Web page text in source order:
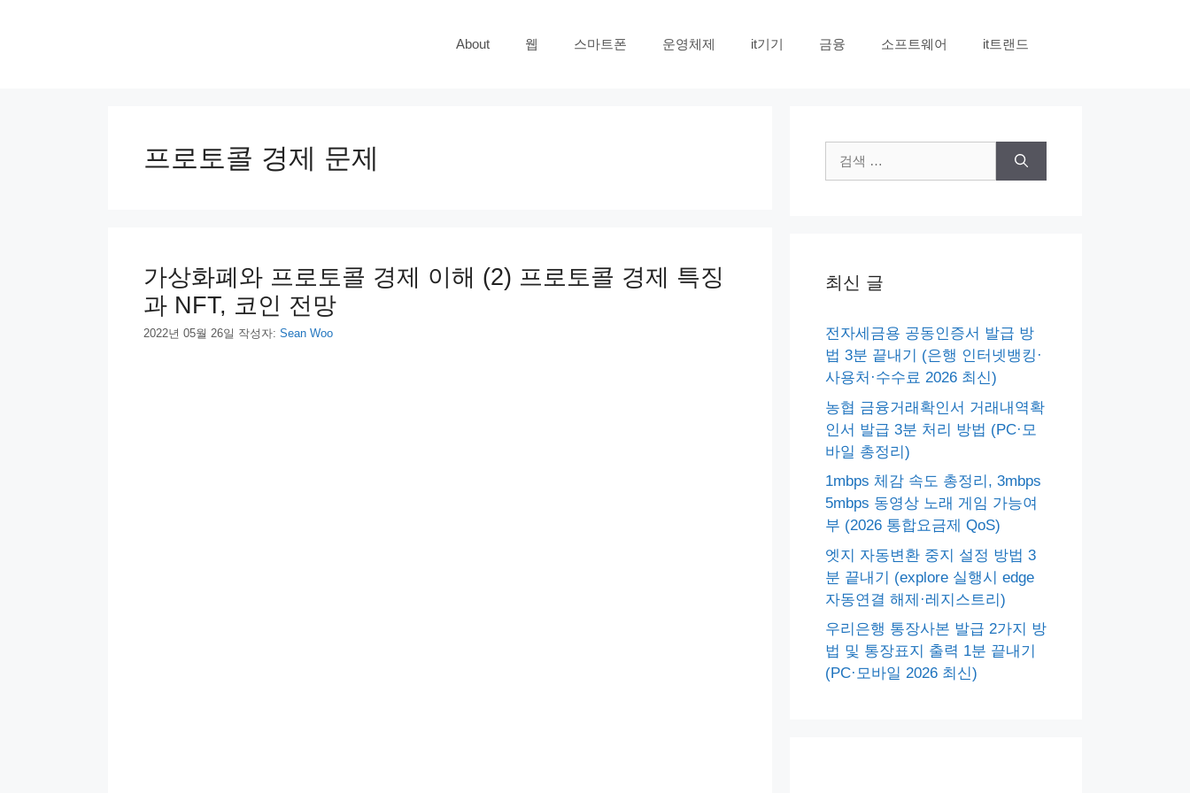
About 웹 스마트폰 운영체제 it기기 금융 소프트웨어 it트랜드
프로토콜 경제 문제
가상화폐와 프로토콜 경제 이해 (2) 프로토콜 경제 특징
과 NFT, 코인 전망
2022년 05월 26일 작성자: Sean Woo
색:
최신 글
전자세금용 공동인증서 발급 방
법 3분 끝내기 (은행 인터넷뱅킹·
사용처·수수료 2026 최신)
농협 금융거래확인서 거래내역확
인서 발급 3분 처리 방법 (PC·모
바일 총정리)
1mbps 체감 속도 총정리, 3mbps
5mbps 동영상 노래 게임 가능여
부 (2026 통합요금제 QoS)
엣지 자동변환 중지 설정 방법 3
분 끝내기 (explore 실행시 edge
자동연결 해제·레지스트리)
우리은행 통장사본 발급 2가지 방
법 및 통장표지 출력 1분 끝내기
(PC·모바일 2026 최신)